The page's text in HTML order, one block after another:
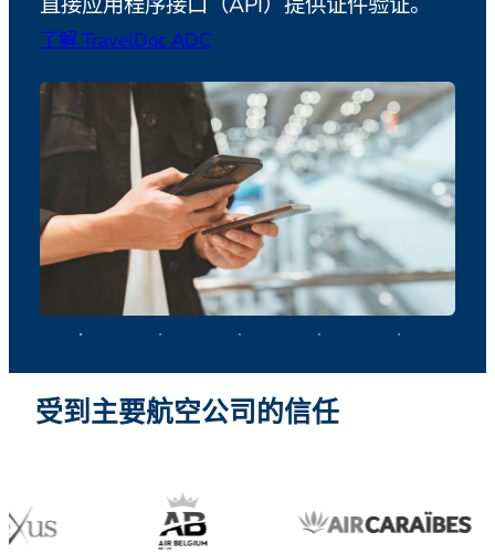
了解 TravelDoc ADC
受到主要航空公司的信任